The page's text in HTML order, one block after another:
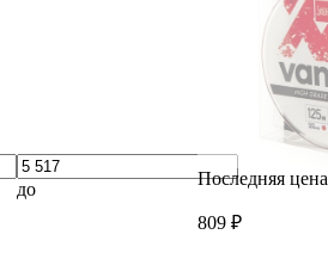
до
Последняя цена
809 ₽